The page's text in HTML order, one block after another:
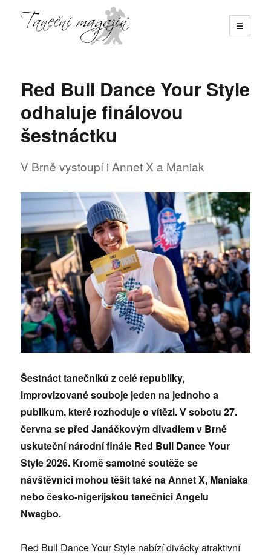
☰
Red Bull Dance Your Style
odhaluje finálovou
šestnáctku
V Brně vystoupí i Annet X a Maniak
Šestnáct tanečníků z celé republiky,
improvizované souboje jeden na jednoho a
publikum, které rozhoduje o vítězi. V sobotu 27.
června se před Janáčkovým divadlem v Brně
uskuteční národní finále Red Bull Dance Your
Style 2026. Kromě samotné soutěže se
návštěvníci mohou těšit také na Annet X, Maniaka
nebo česko-nigerijskou tanečnici Angelu
Nwagbo.
Red Bull Dance Your Style nabízí divácky atraktivní